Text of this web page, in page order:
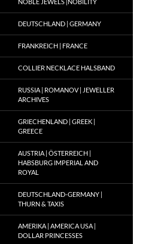
DEUTSCHLAND | GERMANY
FRANKREICH | FRANCE
COLLIER NECKLACE HALSBAND
RUSSIA | ROMANOV | JEWELLER
ARCHIVES
GRIECHENLAND | GREEK |
GREECE
AUSTRIA | ÖSTERREICH |
HABSBURG IMPERIAL AND
ROYAL
DEUTSCHLAND-GERMANY |
THURN & TAXIS
AMERIKA | AMERICA USA |
DOLLAR PRINCESSES